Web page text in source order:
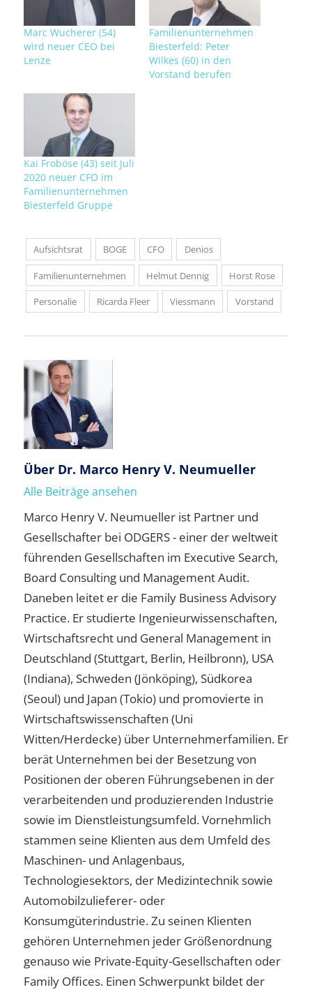
Marc Wucherer (54)
wird neuer CEO bei
Lenze
Familienunternehmen
Biesterfeld: Peter
Wilkes (60) in den
Vorstand berufen
Kai Froböse (43) seit Juli
2020 neuer CFO im
Familienunternehmen
Biesterfeld Gruppe
Aufsichtsrat BOGE CFO Denios
Familienunternehmen Helmut Dennig Horst Rose
Personalie Ricarda Fleer Viessmann Vorstand
Über Dr. Marco Henry V. Neumueller
Alle Beiträge ansehen
Marco Henry V. Neumueller ist Partner und
Gesellschafter bei ODGERS - einer der weltweit
führenden Gesellschaften im Executive Search,
Board Consulting und Management Audit.
Daneben leitet er die Family Business Advisory
Practice. Er studierte Ingenieurwissenschaften,
Wirtschaftsrecht und General Management in
Deutschland (Stuttgart, Berlin, Heilbronn), USA
(Indiana), Schweden (Jönköping), Südkorea
(Seoul) und Japan (Tokio) und promovierte in
Wirtschaftswissenschaften (Uni
Witten/Herdecke) über Unternehmerfamilien. Er
berät Unternehmen bei der Besetzung von
Positionen der oberen Führungsebenen in der
verarbeitenden und produzierenden Industrie
sowie im Dienstleistungsumfeld. Vornehmlich
stammen seine Klienten aus dem Umfeld des
Maschinen- und Anlagenbaus,
Technologiesektors, der Medizintechnik sowie
Automobilzulieferer- oder
Konsumgüterindustrie. Zu seinen Klienten
gehören Unternehmen jeder Größenordnung
genauso wie Private-Equity-Gesellschaften oder
Family Offices. Einen Schwerpunkt bildet der